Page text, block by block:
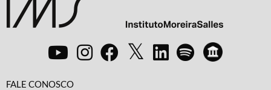
FALE CONOSCO